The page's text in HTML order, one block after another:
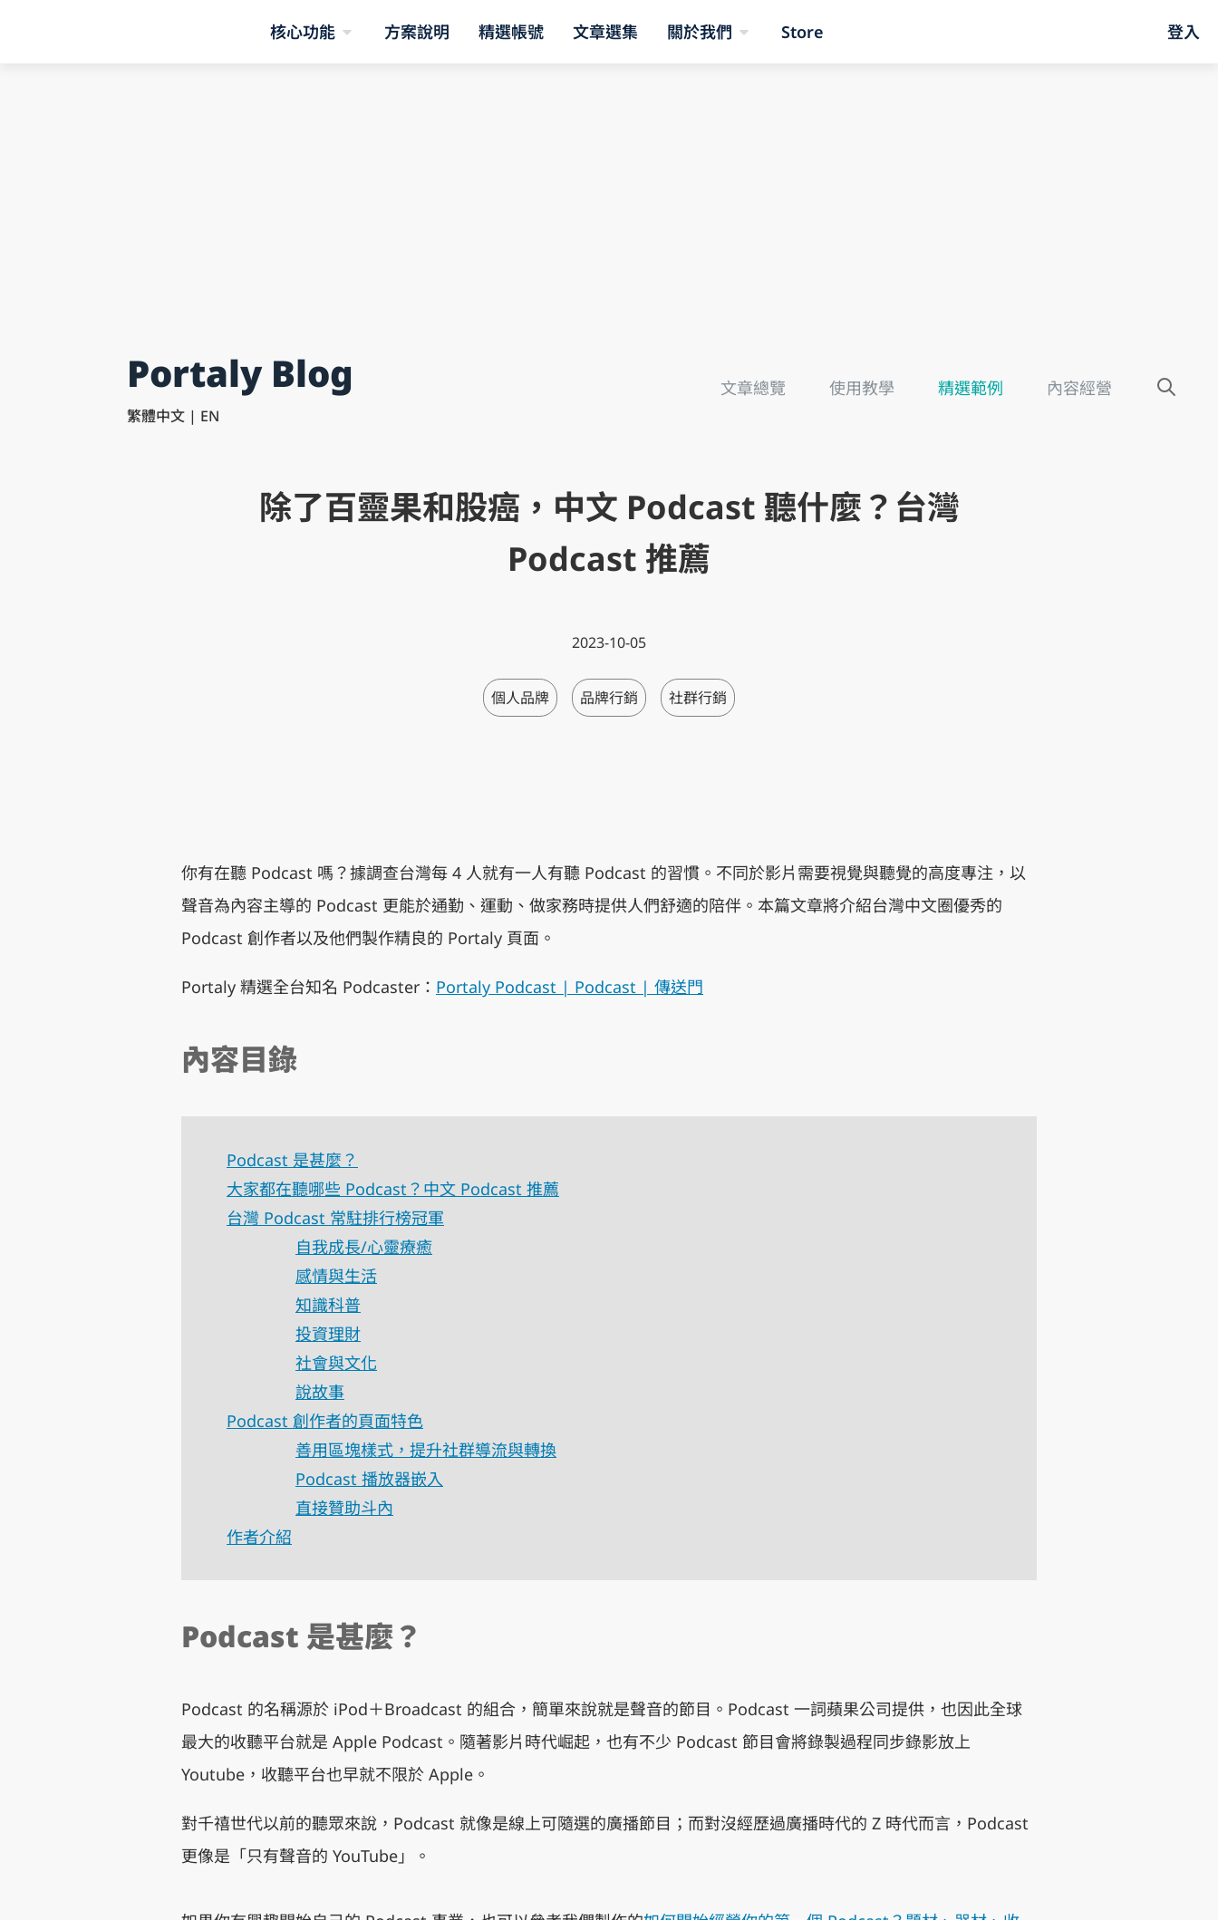
核心功能 方案說明 精選帳號 文章選集 關於我們 Store 登入
Portaly Blog
繁體中文 | EN
文章總覽 使用教學 精選範例 內容經營
除了百靈果和股癌，中文 Podcast 聽什麼？台灣
Podcast 推薦
2023-10-05
個人品牌 品牌行銷 社群行銷
你有在聽 Podcast 嗎？據調查台灣每 4 人就有一人有聽 Podcast 的習慣。不同於影片需要視覺與聽覺的高度專注，以
聲音為內容主導的 Podcast 更能於通勤、運動、做家務時提供人們舒適的陪伴。本篇文章將介紹台灣中文圈優秀的
Podcast 創作者以及他們製作精良的 Portaly 頁面。
Portaly 精選全台知名 Podcaster： Portaly Podcast | Podcast | 傳送門
內容目錄
Podcast 是甚麼？
大家都在聽哪些 Podcast？中文 Podcast 推薦
台灣 Podcast 常駐排行榜冠軍
自我成長/心靈療癒
感情與生活
知識科普
投資理財
社會與文化
說故事
Podcast 創作者的頁面特色
善用區塊樣式，提升社群導流與轉換
Podcast 播放器嵌入
直接贊助斗內
作者介紹
Podcast 是甚麼？
Podcast 的名稱源於 iPod＋Broadcast 的組合，簡單來說就是聲音的節目。Podcast 一詞蘋果公司提供，也因此全球
最大的收聽平台就是 Apple Podcast。隨著影片時代崛起，也有不少 Podcast 節目會將錄製過程同步錄影放上
Youtube，收聽平台也早就不限於 Apple。
對千禧世代以前的聽眾來說，Podcast 就像是線上可隨選的廣播節目；而對沒經歷過廣播時代的 Z 時代而言，Podcast
更像是「只有聲音的 YouTube」。